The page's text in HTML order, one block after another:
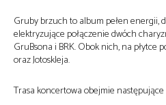
Gruby brzuch to album pełen energii,
elektryzujące połączenie dwóch
GruBsona i BRK. Obok nich, na płytce
oraz Jotoskleja.
Trasa koncertowa obejmie następujące